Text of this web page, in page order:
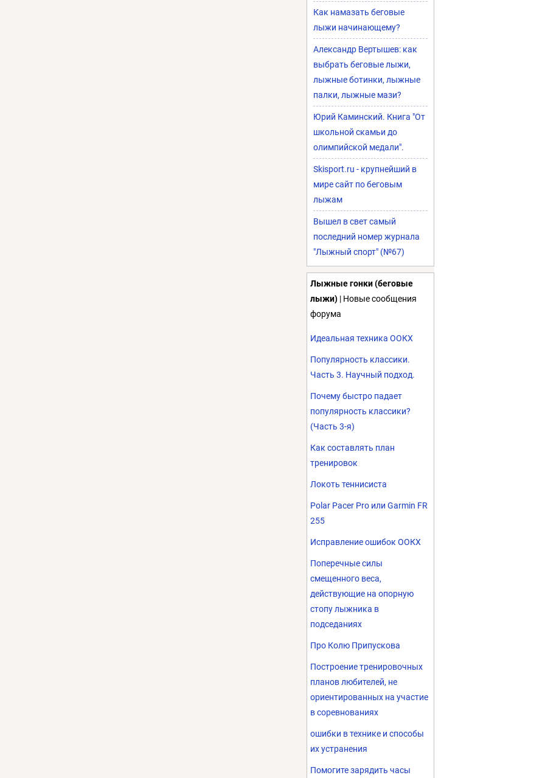
Как намазать беговые
лыжи начинающему?
Александр Вертышев: как
выбрать беговые лыжи,
лыжные ботинки, лыжные
палки, лыжные мази?
Юрий Каминский. Книга "От
школьной скамьи до
олимпийской медали".
Skisport.ru - крупнейший в
мире сайт по беговым
лыжам
Вышел в свет самый
последний номер журнала
"Лыжный спорт" (№67)
Лыжные гонки (беговые
лыжи) | Новые сообщения
форума
Идеальная техника ООКХ
Популярность классики.
Часть 3. Научный подход.
Почему быстро падает
популярность классики?
(Часть 3-я)
Как составлять план
тренировок
Локоть теннисиста
Polar Pacer Pro или Garmin FR
255
Исправление ошибок ООКХ
Поперечные силы
смещенного веса,
действующие на опорную
стопу лыжника в
подседаниях
Про Колю Припускова
Построение тренировочных
планов любителей, не
ориентированных на участие
в соревнованиях
ошибки в технике и способы
их устранения
Помогите зарядить часы